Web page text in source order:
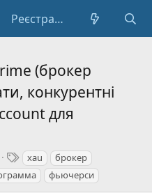
Реєстрація
(брокер
конкурентні
для
Т
е
г
xau
брокер
фьючерси